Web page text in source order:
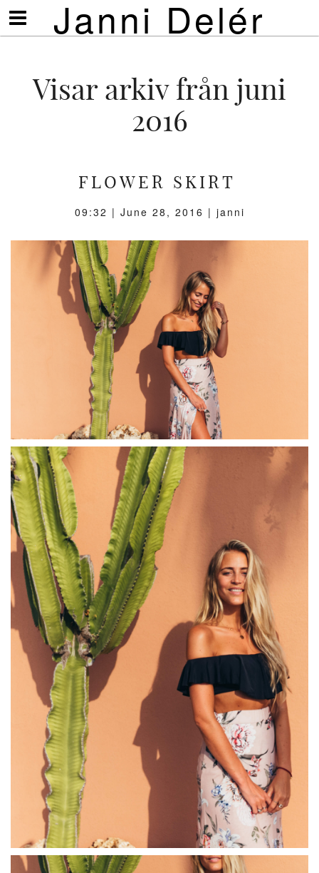
Janni Delér
Visa/göm
meny
Visar arkiv från juni
2016
FLOWER SKIRT
09:32 | June 28, 2016 | janni